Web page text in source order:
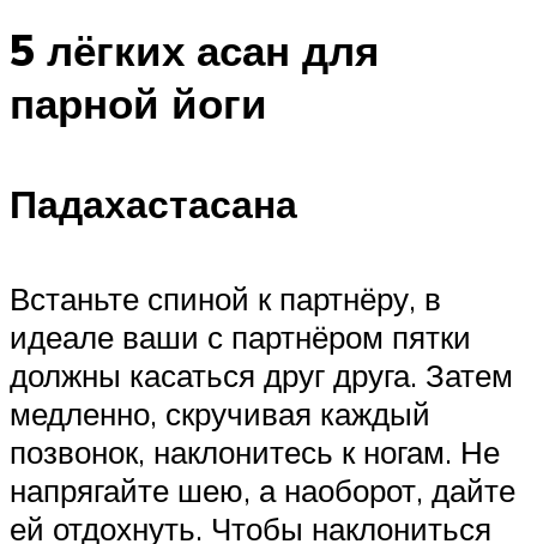
5 лёгких асан для
парной йоги
Падахастасана
Встаньте спиной к партнёру, в
идеале ваши с партнёром пятки
должны касаться друг друга. Затем
медленно, скручивая каждый
позвонок, наклонитесь к ногам. Не
напрягайте шею, а наоборот, дайте
ей отдохнуть. Чтобы наклониться